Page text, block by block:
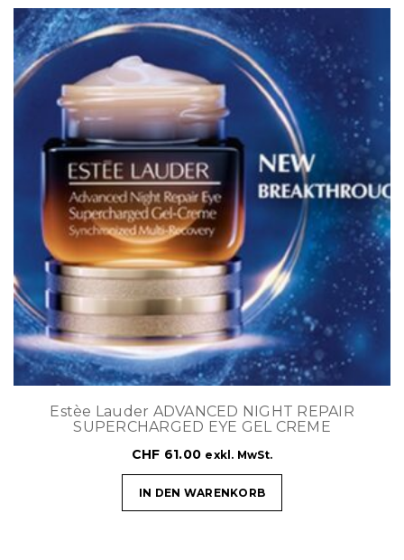
Estèe Lauder ADVANCED NIGHT REPAIR
SUPERCHARGED EYE GEL CREME
CHF 61.00 exkl. MwSt.
IN DEN WARENKORB